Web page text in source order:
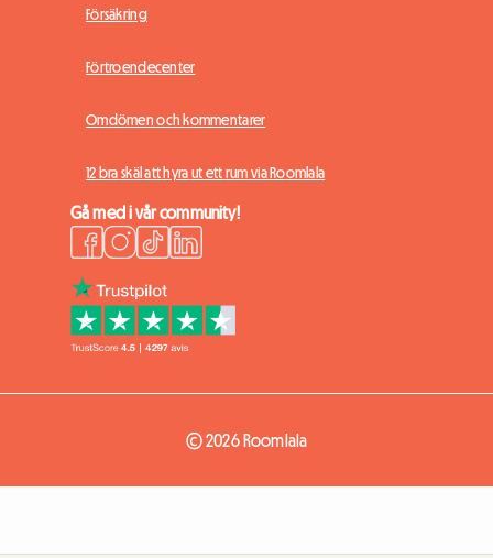
Försäkring
Förtroendecenter
Omdömen och kommentarer
12 bra skäl att hyra ut ett rum via Roomlala
Gå med i vår community!
© 2026 Roomlala